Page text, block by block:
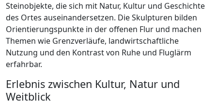
Steinobjekte, die sich mit Natur, Kultur und Geschichte
des Ortes auseinandersetzen. Die Skulpturen bilden
Orientierungspunkte in der offenen Flur und machen
Themen wie Grenzverläufe, landwirtschaftliche
Nutzung und den Kontrast von Ruhe und Fluglärm
erfahrbar.
Erlebnis zwischen Kultur, Natur und
Weitblick